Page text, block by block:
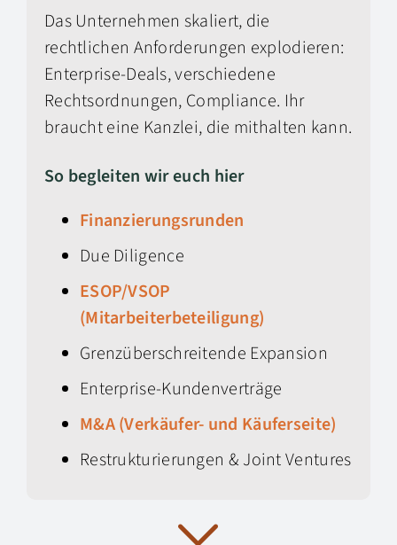
Das Unternehmen skaliert, die
rechtlichen Anforderungen explodieren:
Enterprise-Deals, verschiedene
Rechtsordnungen, Compliance. Ihr
braucht eine Kanzlei, die mithalten kann.
So begleiten wir euch hier
Finanzierungsrunden
Due Diligence
ESOP/VSOP
(Mitarbeiterbeteiligung)
Grenzüberschreitende Expansion
Enterprise-Kundenverträge
M&A (Verkäufer- und Käuferseite)
Restrukturierungen & Joint Ventures